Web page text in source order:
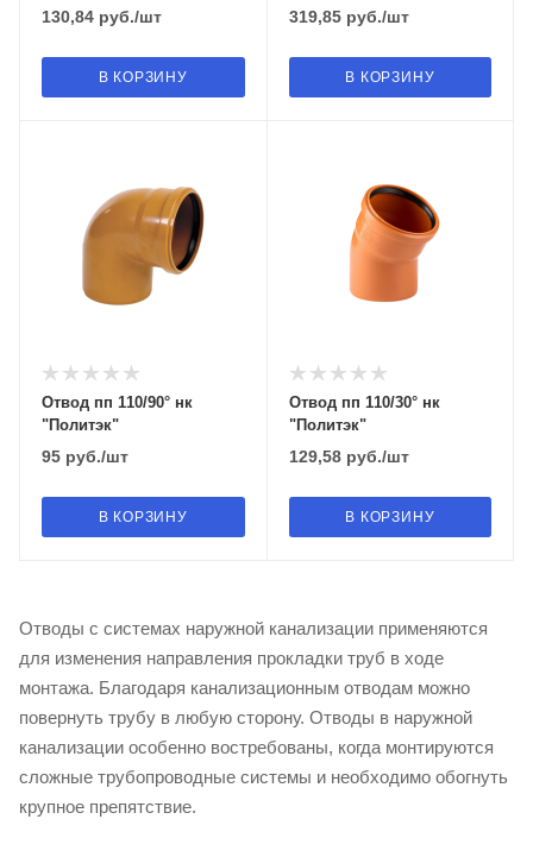
130,84 руб./шт
В КОРЗИНУ
319,85руб./шт
В КОРЗИНУ
Отвод пп 110/90° нк
"Политэк"
95 руб./шт
В КОРЗИНУ
Отвод пп 110/30° нк
"Политэк"
129,58руб./шт
В КОРЗИНУ
Отводы с системах наружной канализации применяются
для изменения направления прокладки труб в ходе
монтажа. Благодаря канализационным отводам можно
повернуть трубу в любую сторону. Отводы в наружной
канализации особенно востребованы, когда монтируются
сложные трубопроводные системы и необходимо обогнуть
крупное препятствие.